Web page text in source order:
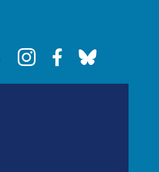
InstagramFacebook